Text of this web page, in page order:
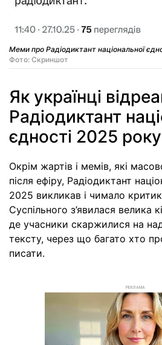
Меми про Радіодиктант національної
Фото: Скриншот
Як українці
Радіодиктант
єдності 2025 року
Окрім жартів і мемів, які
після ефіру, Радіодиктант
2025 викликав і чимало
Суспільного з’явилася велика
де учасники скаржилися на
тексту, через що багато хто
писати.
РЕКЛАМА